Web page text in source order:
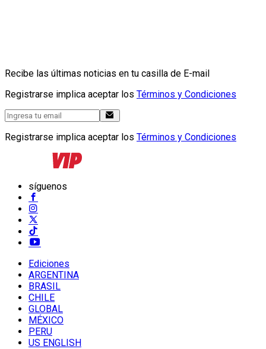
Recibe las últimas noticias en tu casilla de E-mail
Registrarse implica aceptar los Términos y Condiciones
Registrarse implica aceptar los Términos y Condiciones
síguenos
Ediciones
ARGENTINA
BRASIL
CHILE
GLOBAL
MÉXICO
PERU
US ENGLISH